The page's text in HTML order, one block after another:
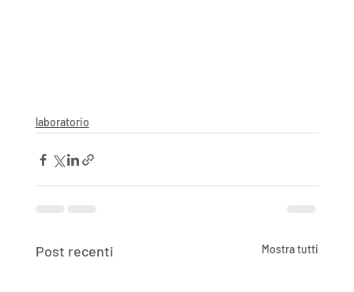
laboratorio
Post recenti Mostra tutti